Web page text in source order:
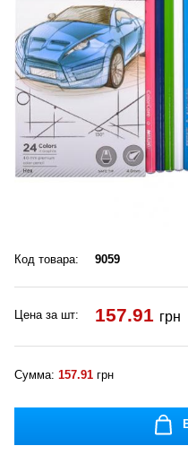
Код товара: 9059
Цена за шт: 157.91 грн
Сумма: 157.91 грн